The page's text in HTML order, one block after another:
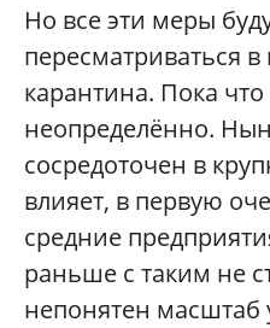
Но все эти меры
пересматриваться
карантина. Пока
неопределённо.
сосредоточен в
влияет, в первую
средние
раньше с таким не
непонятен